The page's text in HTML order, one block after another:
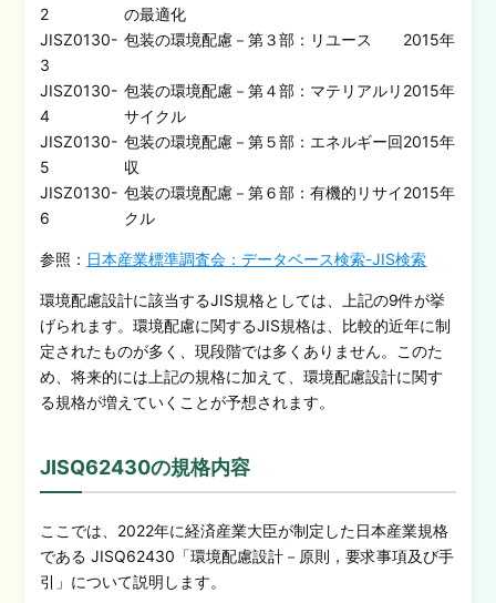
2
の最適化
JISZ0130-
3
包装の環境配慮－第３部：リユース 2015年
JISZ0130-
4
包装の環境配慮－第４部：マテリアルリ
サイクル
2015年
JISZ0130-
5
包装の環境配慮－第５部：エネルギー回
収
2015年
JISZ0130-
6
包装の環境配慮－第６部：有機的リサイ
クル
2015年
参照： 日本産業標準調査会：データベース検索-JIS検索
環境配慮設計に該当するJIS規格としては、上記の9件が挙
げられます。環境配慮に関するJIS規格は、比較的近年に制
定されたものが多く、現段階では多くありません。このた
め、将来的には上記の規格に加えて、環境配慮設計に関す
る規格が増えていくことが予想されます。
JISQ62430の規格内容
ここでは、2022年に経済産業大臣が制定した日本産業規格
である JISQ62430「環境配慮設計－原則，要求事項及び手
引」について説明します。